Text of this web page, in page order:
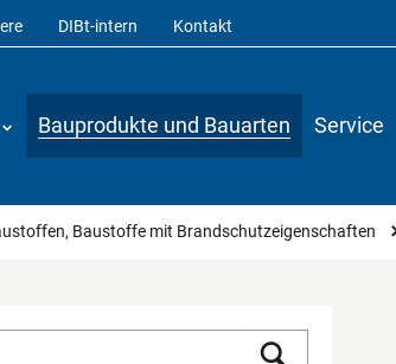
DIBt-intern Kontakt
Bauprodukte und Bauarten Service
Baustoffe mit Brandschutzeigenschaften